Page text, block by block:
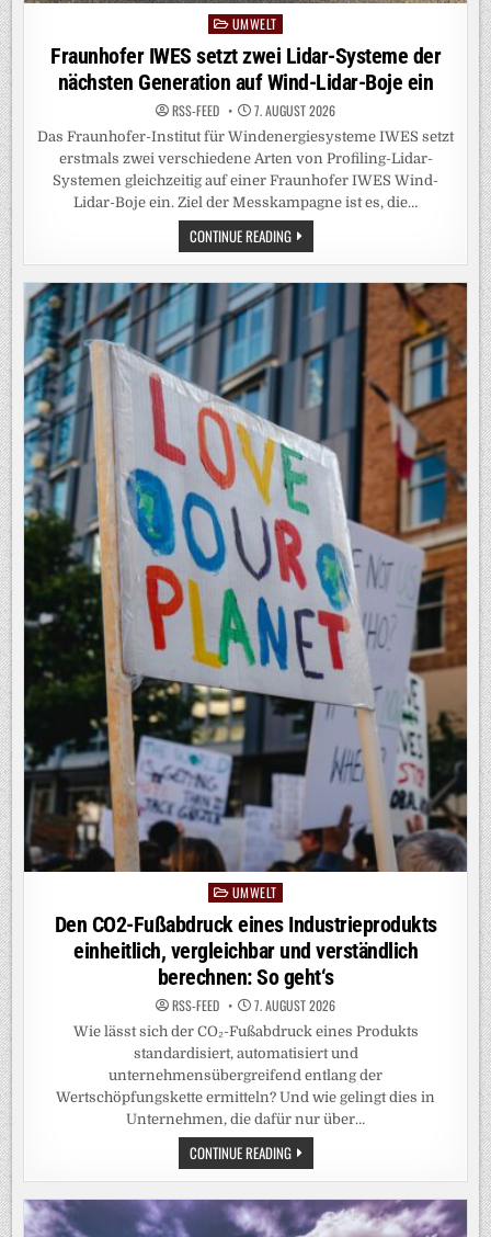
PostedUMWELT
Fraunhofer IWES setzt zwei Lidar-Systeme der
nächsten Generation auf Wind-Lidar-Boje ein
RSS-FEED 7. AUGUST 2026
Das Fraunhofer-Institut für Windenergiesysteme IWES setzt
erstmals zwei verschiedene Arten von Profiling-Lidar-
Systemen gleichzeitig auf einer Fraunhofer IWES Wind-
Lidar-Boje ein. Ziel der Messkampagne ist es, die…
CONTINUE READINGFRAUNHOFER
IWES
SETZT
LIDAR-
SYSTEME
DER
NÄCHSTEN
GENERATION
AUF
WIND-
LIDAR-
BOJE
PostedUMWELT
Den CO2-Fußabdruck eines Industrieprodukts
einheitlich, vergleichbar und verständlich
berechnen: So geht‘s
RSS-FEED 7. AUGUST 2026
Wie lässt sich der CO₂-Fußabdruck eines Produkts
standardisiert, automatisiert und
unternehmensübergreifend entlang der
Wertschöpfungskette ermitteln? Und wie gelingt dies in
Unternehmen, die dafür nur über…
CONTINUE READINGDEN
CO2-
FUSSABDRUCK E
NDUSTRIEPRODUKTS E
INHEITLICH, V